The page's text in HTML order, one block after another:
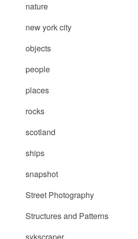
nature
new york city
objects
people
places
rocks
scotland
ships
snapshot
Street Photography
Structures and Patterns